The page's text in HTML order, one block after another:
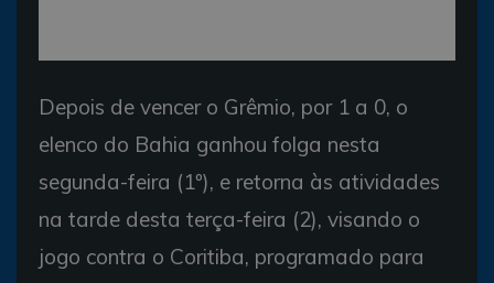
Depois de vencer o Grêmio, por 1 a 0, o
elenco do Bahia ganhou folga nesta
segunda-feira (1º), e retorna às atividades
na tarde desta terça-feira (2), visando o
jogo contra o Coritiba, programado para